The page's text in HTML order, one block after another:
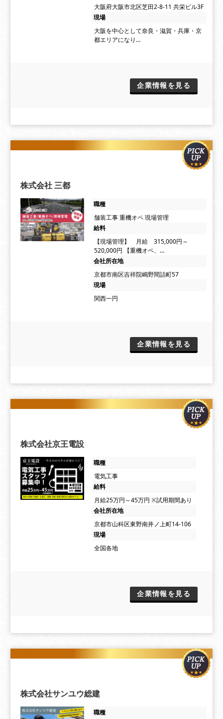
大阪府大阪市北区芝田2-8-11 共栄ビル3F
現場
大阪を中心として奈良・滋賀・兵庫・京
都エリアになり…
企業情報を見る
株式会社 三都
職種
舗装工事 重機オペ 現場管理
給料
【現場管理】 月給 315,000円～
520,000円 【重機オペ、…
会社所在地
京都市南区吉祥院嶋野間詰町57
現場
関西一円
企業情報を見る
株式会社京王電設
職種
電気工事
給料
⽉給25万円～45万円 ※試用期間あり
会社所在地
京都市山科区東野南井ノ上町14-106
現場
全国各地
企業情報を見る
株式会社サンユウ総建
職種